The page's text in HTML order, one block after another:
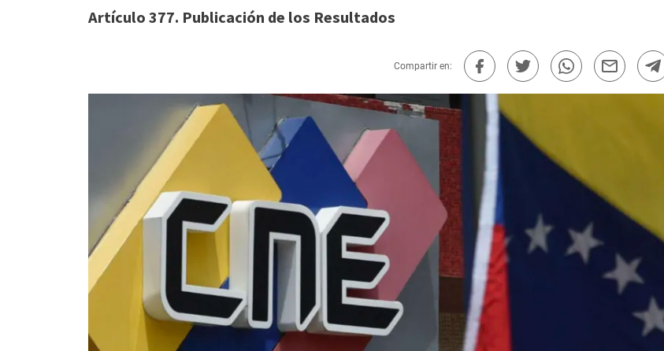
Artículo 377. Publicación de los Resultados
Compartir en: